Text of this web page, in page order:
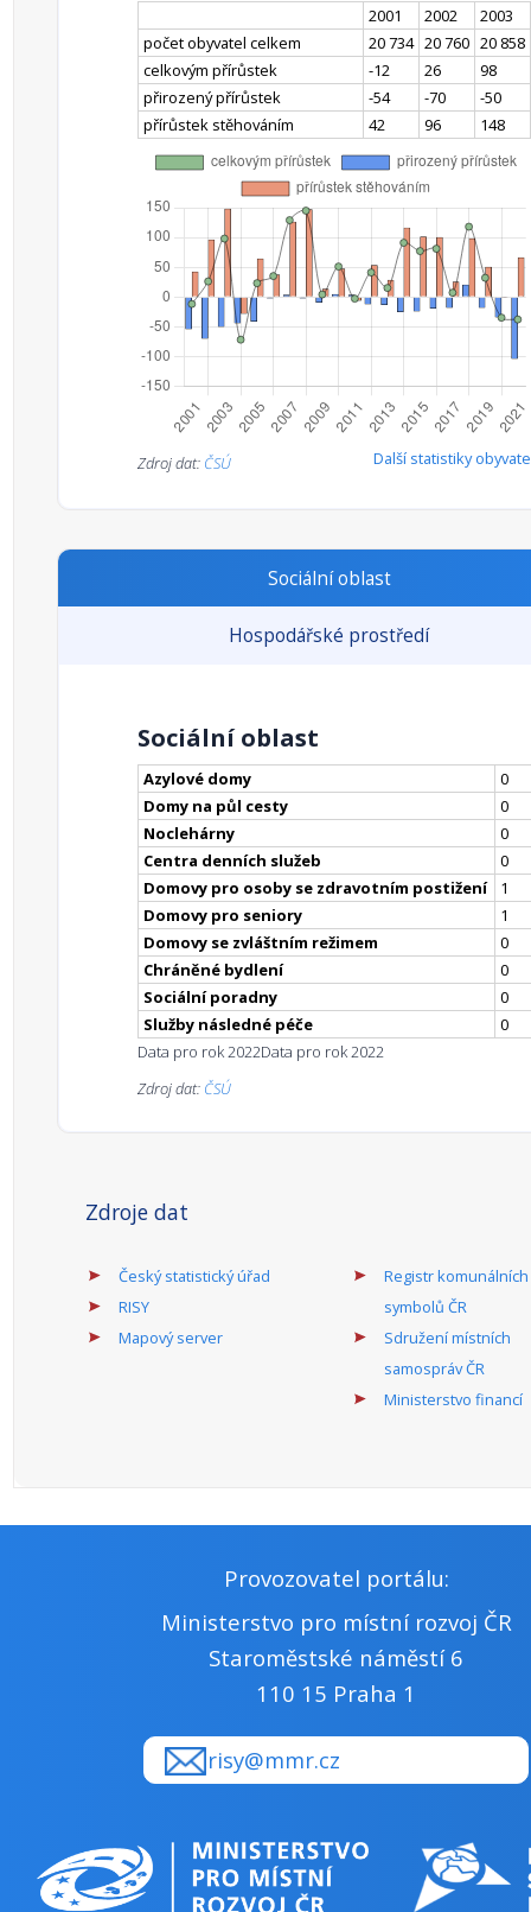
2001 2002
2003
počet obyvatel celkem
20 734 20 760 20 858
celkovým přírůstek
-12 26
98
přirozený přírůstek
-54 -70
-50
přírůstek stěhováním
42 96 148
Zdroj dat: ČSÚ Další statistiky
Sociální oblast
Hospodářské prostředí
Sociální oblast
Azylové domy
0
Domy na půl cesty
0
Noclehárny
0
Centra denních služeb
0
Domovy pro osoby se zdravotním postižení
1
Domovy pro seniory
1
Domovy se zvláštním režimem
0
Chráněné bydlení
0
Sociální poradny
0
Služby následné péče
0
Data pro rok 2022Data pro rok 2022
Zdroj dat: ČSÚ
Zdroje dat
Český statistický úřad
RISY
Mapový server
Registr komunálních
symbolů ČR
Sdružení místních
samospráv ČR
Ministerstvo financí
Provozovatel portálu:
Ministerstvo pro místní rozvoj ČR
Staroměstské náměstí 6
110 15 Praha 1
risy@mmr.cz